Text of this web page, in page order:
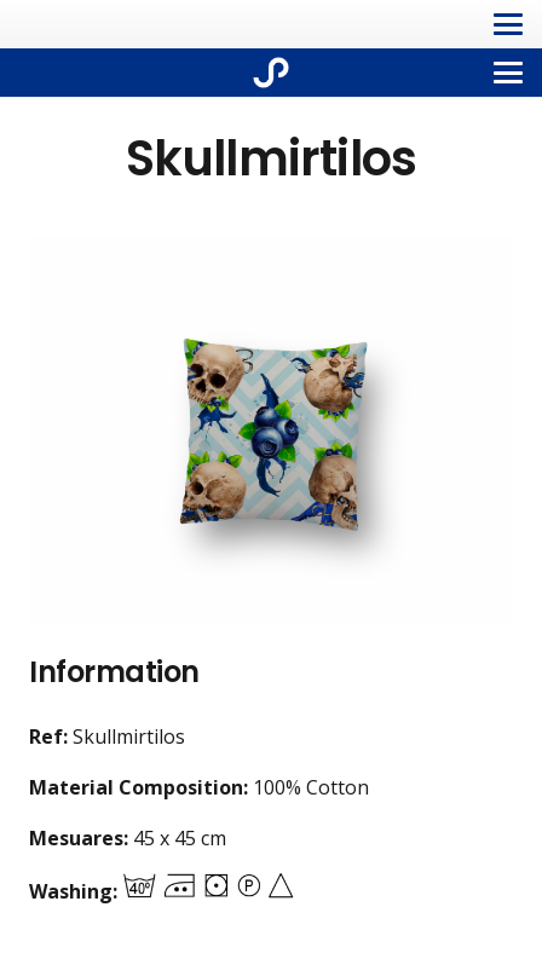
Skullmirtilos
Information
Ref:Skullmirtilos
Material Composition: 100% Cotton
Mesuares: 45 x 45 cm
Washing: